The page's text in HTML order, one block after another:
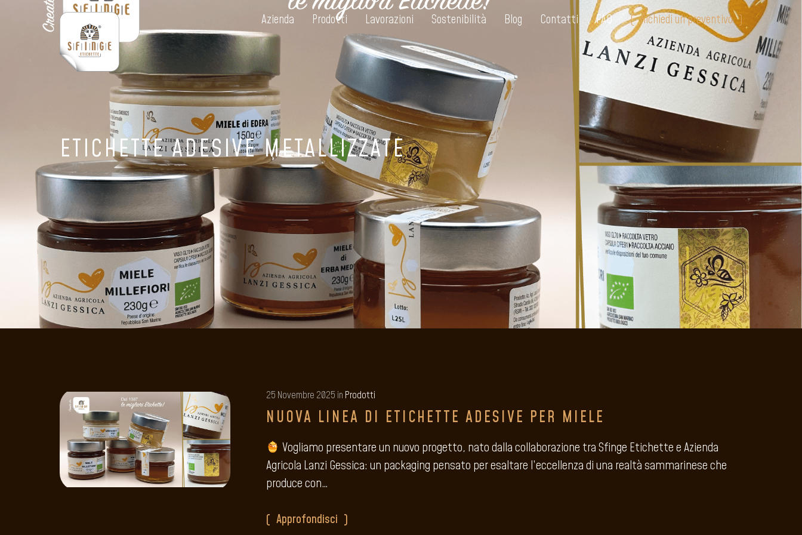
Azienda Prodotti Lavorazioni Sostenibilità Blog Contatti FAQ Richiedi un preventivo
ETICHETTE ADESIVE METALLIZZATE
25 Novembre 2025 in Prodotti
NUOVA LINEA DI ETICHETTE ADESIVE PER MIELE
Vogliamo presentare un nuovo progetto, nato dalla collaborazione tra Sfinge Etichette e Azienda
Agricola Lanzi Gessica: un packaging pensato per esaltare l’eccellenza di una realtà sammarinese che
produce con…
Approfondisci